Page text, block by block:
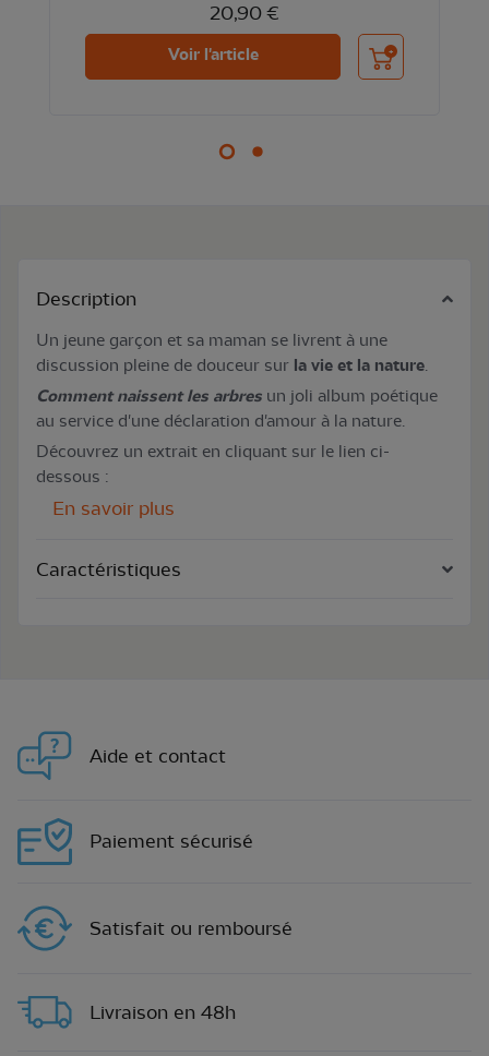
20,90 €
Voir l'article Ajouter au panier
Description
Un jeune garçon et sa maman se livrent à une
discussion pleine de douceur sur la vie et la nature.
Comment naissent les arbres un joli album poétique
au service d'une déclaration d'amour à la nature.
Découvrez un extrait en cliquant sur le lien ci-
dessous :
En savoir plus
Caractéristiques
Aide et contact
Paiement sécurisé
Satisfait ou remboursé
Livraison en 48h